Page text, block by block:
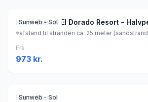
Sunweb - Sol
Hotel Estival El Dorado Resort -
Fra
973 kr.
Sunweb - Sol
Hotel Mercè